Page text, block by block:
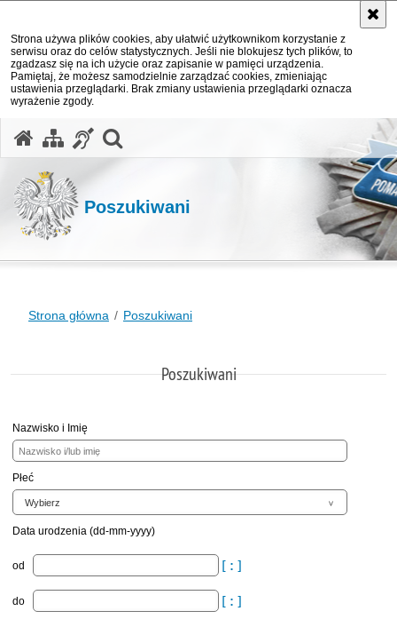
Strona używa plików cookies, aby ułatwić użytkownikom korzystanie z
serwisu oraz do celów statystycznych. Jeśli nie blokujesz tych plików, to
zgadzasz się na ich użycie oraz zapisanie w pamięci urządzenia.
Pamiętaj, że możesz samodzielnie zarządzać cookies, zmieniając
ustawienia przeglądarki. Brak zmiany ustawienia przeglądarki oznacza
wyrażenie zgody.
Poszukiwani
Strona główna Poszukiwani
Poszukiwani
Nazwisko i Imię
Płeć
Data urodzenia (dd-mm-yyyy)
od
do